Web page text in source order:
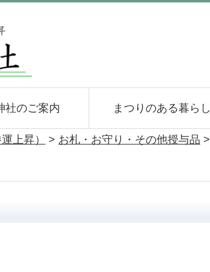
社のご案内 まつりのある暮らし
上昇） > お札・お守り・その他授与品 >